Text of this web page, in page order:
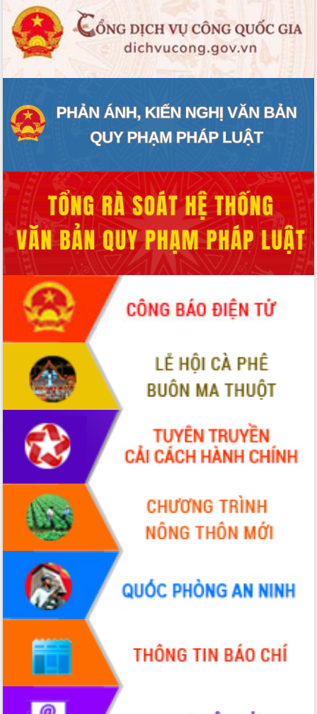
xuất khẩu sầu riêng và triển khai quy
định EUDR
Thứ trưởng Bộ Nông nghiệp và Môi
trường Nguyễn Hoàng Hiệp khảo sát
vùng trồng và doanh nghiệp đóng gói
sầu riêng tại Đắk Lắk
Trình diễn nghệ thuật chế biến các
món ăn từ sầu riêng
Đắk Lắk công bố Quy hoạch và xúc
tiến đầu tư tỉnh
ứng để giữ vững thị trường xuất khẩu
Diễn đàn Kinh tế tư nhân Việt Nam đột
phá cơ chế - Hợp tác công tư
Đề án 06 tạo bước ngoặt đột phá trong
cải cách hành chính tỉnh Đắk Lắk
Kết nối tour, đẩy mạnh chuyển đổi số
để phát triển du lịch Đắk Lắk
Khởi động Dự án Đầu tư xây dựng hạ
tầng kỹ thuật Cụm công nghiệp Tân
Tiến
Gặp mặt các cơ quan báo chí nhân Kỷ
niệm 101 năm Ngày Báo chí Cách
mạng Việt Nam
Đắk Lắk sơ kết 4 năm triển khai thực
hiện Đề án 06 của Chính phủ
Họp báo thông tin về Hội nghị Công bố
Quy hoạch và Xúc tiến đầu tư tỉnh Đắk
Lắk
Khơi thông điểm nghẽn, đẩy nhanh
giải ngân vốn khắc phục thiên tai
HĐND tỉnh thông qua điều chỉnh Quy
hoạch tỉnh thời kỳ 2021-2030
Hội thảo góp ý hồ sơ điều chỉnh quy
hoạch tỉnh Đắk Lắk thời kỳ 2021-2030,
tầm nhìn đến năm 2050
Nâng cao hiệu quả hoạt động của các
doanh nghiệp nhà nước
Hội nghị triển khai kết nối mạng
truyền số liệu chuyên dùng phục vụ cơ
quan Đảng, Nhà nước
Lễ phát động chuỗi hoạt động chung
tay làm sạch môi trường
Xã Ea Kar bước chuyển mình trong
công tác cải cách hành chính mô hình
mới